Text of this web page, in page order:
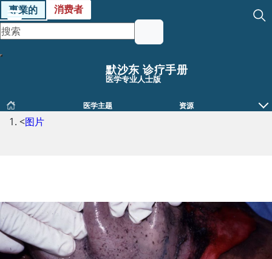
專業的 消费者
默沙东 诊疗手册
医学专业人士版
医学主题 资源
<图片